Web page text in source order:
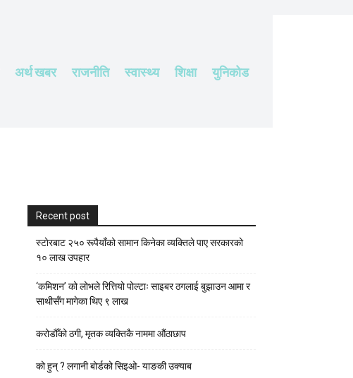
अर्थ खबर राजनीति स्वास्थ्य शिक्षा युनिकोड
Recent post
स्टाेरबाट २५० रूपैयाँको सामान किनेका व्यक्तिले पाए सरकारको
१० लाख उपहार
‘कमिशन’ को लोभले रित्तियो पोल्टाः साइबर ठगलाई बुझाउन आमा र
साथीसँग मागेका थिए ९ लाख
करोडौँको ठगी, मृतक व्यक्तिकै नाममा औंठाछाप
को हुन् ? लगानी बोर्डको सिइओ- याङकी उक्याब